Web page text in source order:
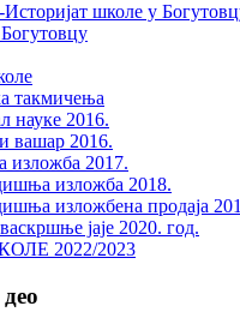
такмичења
науке 2016.
вашар 2016.
изложба 2017.
изложба 2018.
изложбена продаја
јаје 2020. год.
2022/2023